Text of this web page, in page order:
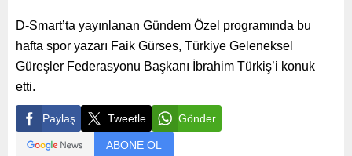
D-Smart’ta yayınlanan Gündem Özel programında bu
hafta spor yazarı Faik Gürses, Türkiye Geleneksel
Güreşler Federasyonu Başkanı İbrahim Türkiş’i konuk
etti.
Paylaş Tweetle Gönder
ABONE OL